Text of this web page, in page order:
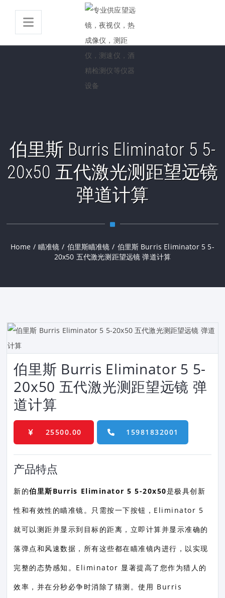
伯里斯 Burris Eliminator 5 5-
20x50 五代激光测距望远镜
弹道计算
Home / 瞄准镜 / 伯里斯瞄准镜 / 伯里斯 Burris Eliminator 5 5-
20x50 五代激光测距望远镜 弹道计算
伯里斯 Burris Eliminator 5 5-
20x50 五代激光测距望远镜 弹
道计算
25500.00 15981832001
产品特点
新的伯里斯Burris Eliminator 5 5-20x50是极具创新
性和有效性的瞄准镜。只需按一下按钮，Eliminator 5
就可以测距并显示到目标的距离，立即计算并显示准确的
落弹点和风速数据，所有这些都在瞄准镜内进行，以实现
完整的态势感知。Eliminator 显著提高了您作为猎人的
效率，并在分秒必争时消除了猜测。使用 Burris